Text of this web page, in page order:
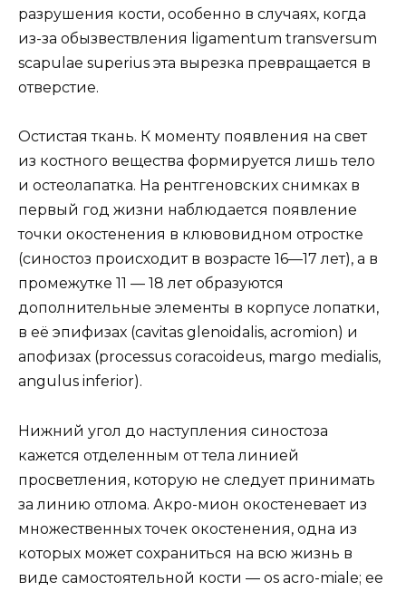
разрушения кости, особенно в случаях, когда
из-за обызвествления ligamentum transversum
scapulae superius эта вырезка превращается в
отверстие.
Остистая ткань. К моменту появления на свет
из костного вещества формируется лишь тело
и остеолапатка. На рентгеновских снимках в
первый год жизни наблюдается появление
точки окостенения в клювовидном отростке
(синостоз происходит в возрасте 16—17 лет), а в
промежутке 11 — 18 лет образуются
дополнительные элементы в корпусе лопатки,
в её эпифизах (cavitas glenoidalis, acromion) и
апофизах (processus coracoideus, margo medialis,
angulus inferior).
Нижний угол до наступления синостоза
кажется отделенным от тела линией
просветления, которую не следует принимать
за линию отлома. Акро-мион окостеневает из
множественных точек окостенения, одна из
которых может сохраниться на всю жизнь в
виде самостоятельной кости — os acro-miale; ее